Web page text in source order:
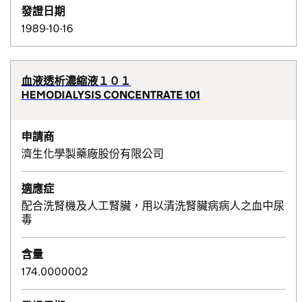
發證日期
1989-10-16
血液透析濃縮液１０１
HEMODIALYSIS CONCENTRATE 101
申請商
濟生化學製藥廠股份有限公司
適應症
配合洗腎機及人工腎臟，用以清洗腎臟病病人之血中尿
毒
含量
174.0000002